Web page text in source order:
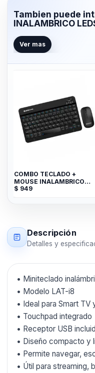
Tambien puede
INALAMBRICO
Ver mas
COMBO TECLADO +
MOUSE INALAMBRICO
LEDSTAR LI-T01
$ 949
Descripción
Detalles y
• Miniteclado
• Modelo LAT-i8
• Ideal para Smart TV
• Touchpad integrado
• Receptor USB
• Diseño compacto y
• Permite navegar,
• Útil para streaming,